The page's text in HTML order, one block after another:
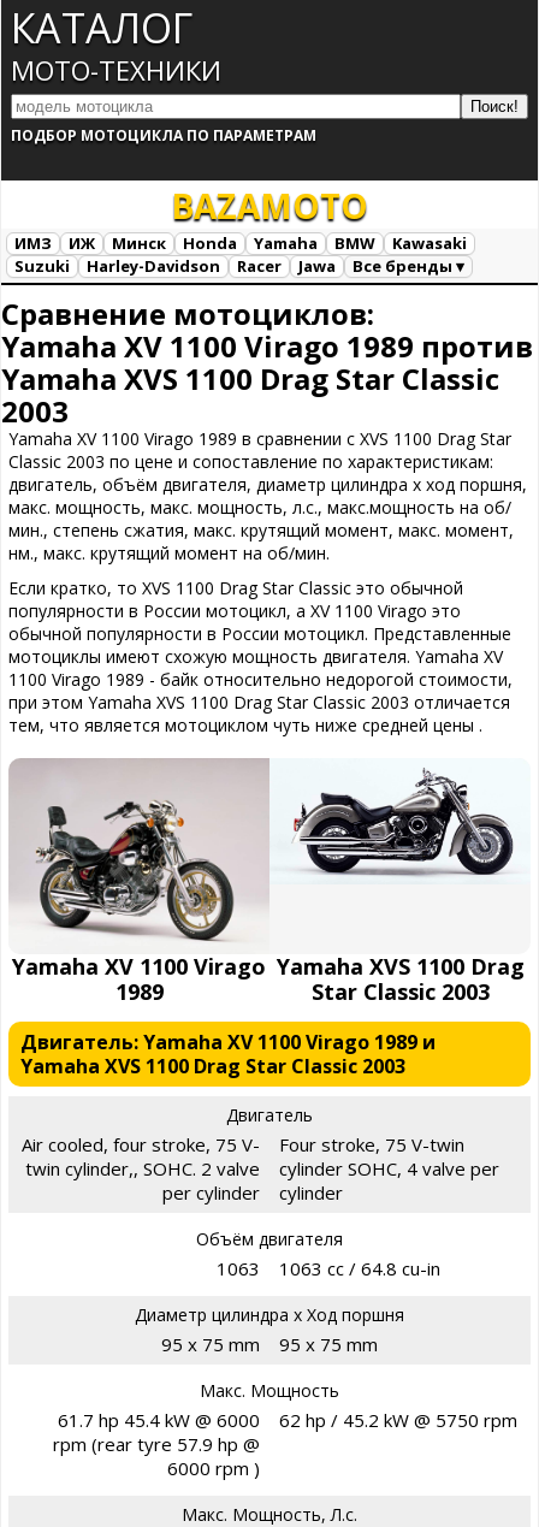
КАТАЛОГ
МОТО-ТЕХНИКИ
ПОДБОР МОТОЦИКЛА ПО ПАРАМЕТРАМ
BAZAMOTO
ИМЗ ИЖ Минск Honda Yamaha BMW
Kawasaki
Suzuki
Harley-Davidson Racer Jawa
Все бренды ▾
Сравнение мотоциклов:
Yamaha XV 1100 Virago 1989 против
Yamaha XVS 1100 Drag Star Classic
2003
Yamaha XV 1100 Virago 1989 в сравнении с XVS 1100 Drag Star
Classic 2003 по цене и сопоставление по характеристикам:
двигатель, объём двигателя, диаметр цилиндра х ход поршня,
макс. мощность, макс. мощность, л.с., макс.мощность на об/
мин., степень сжатия, макс. крутящий момент, макс. момент,
нм., макс. крутящий момент на об/мин.
Если кратко, то XVS 1100 Drag Star Classic это обычной
популярности в России мотоцикл, а XV 1100 Virago это
обычной популярности в России мотоцикл. Представленные
мотоциклы имеют схожую мощность двигателя. Yamaha XV
1100 Virago 1989 - байк относительно недорогой стоимости,
при этом Yamaha XVS 1100 Drag Star Classic 2003 отличается
тем, что является мотоциклом чуть ниже средней цены .
Yamaha XV 1100 Virago
1989
Yamaha XVS 1100 Drag
Star Classic 2003
Двигатель: Yamaha XV 1100 Virago 1989 и
Yamaha XVS 1100 Drag Star Classic 2003
Двигатель
Air cooled, four stroke, 75 V-
twin cylinder,, SOHC. 2 valve
per cylinder
Four stroke, 75 V-twin
cylinder SOHC, 4 valve per
cylinder
Объём двигателя
1063 1063 cc / 64.8 cu-in
Диаметр цилиндра х Ход поршня
95 x 75 mm 95 x 75 mm
Макс. Мощность
61.7 hp 45.4 kW @ 6000
rpm (rear tyre 57.9 hp @
6000 rpm )
62 hp / 45.2 kW @ 5750 rpm
Макс. Мощность, Л.с.